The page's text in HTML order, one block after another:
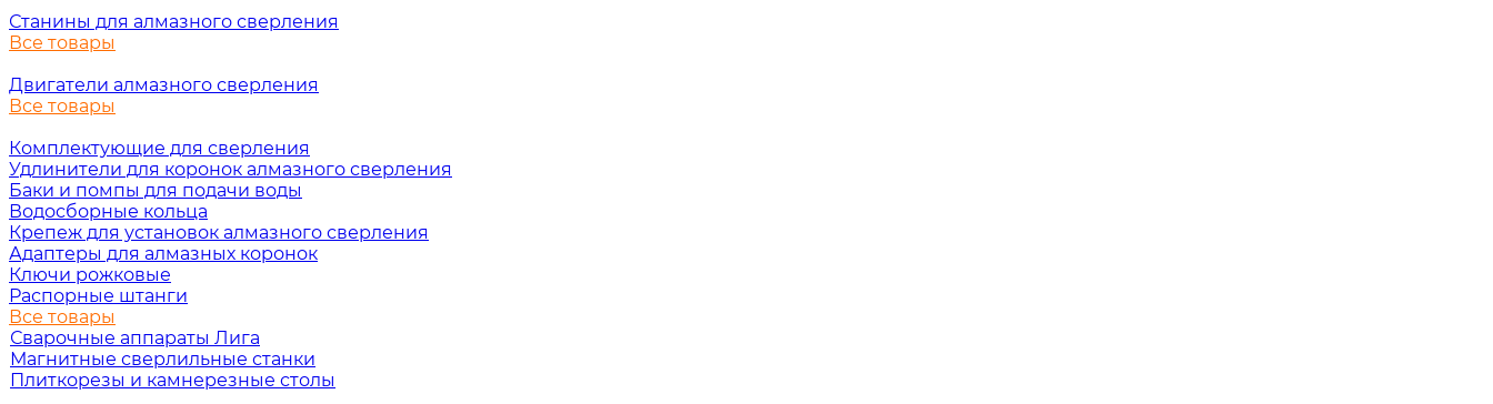
Станины для алмазного сверления
Все товары
Двигатели алмазного сверления
Все товары
Комплектующие для сверления
Удлинители для коронок алмазного сверления
Баки и помпы для подачи воды
Водосборные кольца
Крепеж для установок алмазного сверления
Адаптеры для алмазных коронок
Ключи рожковые
Распорные штанги
Все товары
Сварочные аппараты Лига
Магнитные сверлильные станки
Плиткорезы и камнерезные столы